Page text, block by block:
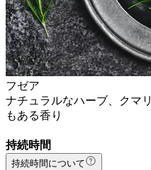
フゼア
ナチュラルなハーブ、クマ
もある香り
持続時間
持続時間について